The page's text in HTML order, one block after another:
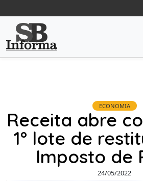
ECONOMIA
Receita abre
1º lote de
Imposto de
24/05/2022